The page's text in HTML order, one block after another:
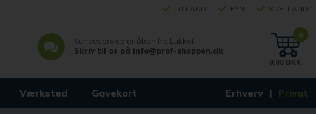
Erhverv Privat
JYLLAND FYN SJÆLLAND
Kundeservice er åben fra Lukket
Skriv til os på info@prof-shoppen.dk
0
0,00 DKK
Værksted Gavekort